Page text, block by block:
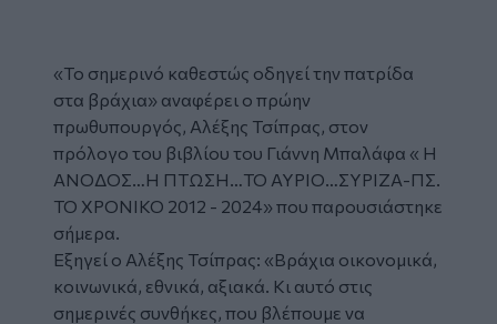
«Το σημερινό καθεστώς οδηγεί την πατρίδα
στα βράχια» αναφέρει ο πρώην
πρωθυπουργός, Αλέξης Τσίπρας, στον
πρόλογο του βιβλίου του Γιάννη Μπαλάφα « H
ΑΝΟΔΟΣ…Η ΠΤΩΣΗ…ΤΟ ΑΥΡΙΟ…ΣΥΡΙΖΑ-ΠΣ.
ΤΟ ΧΡΟΝΙΚΟ 2012 - 2024» που παρουσιάστηκε
σήμερα.
Εξηγεί ο Αλέξης Τσίπρας: «Βράχια οικονομικά,
κοινωνικά, εθνικά, αξιακά. Κι αυτό στις
σημερινές συνθήκες, που βλέπουμε να